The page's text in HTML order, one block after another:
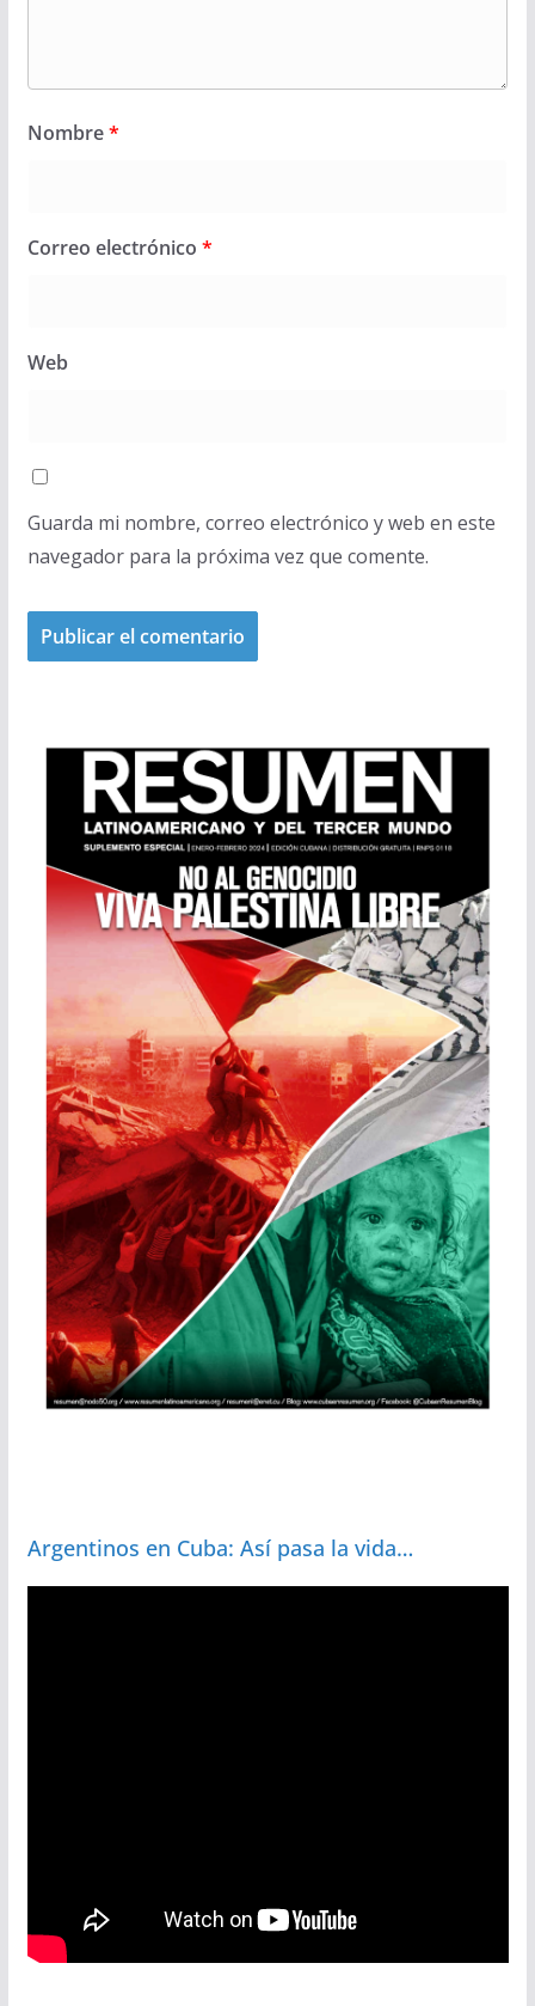
Nombre*
Correo electrónico *
Web
Guarda mi nombre, correo electrónico y web en este
navegador para la próxima vez que comente.
Argentinos en Cuba: Así pasa la vida…